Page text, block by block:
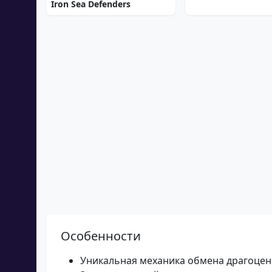
Iron Sea Defenders
Особенности
Уникальная механика обмена